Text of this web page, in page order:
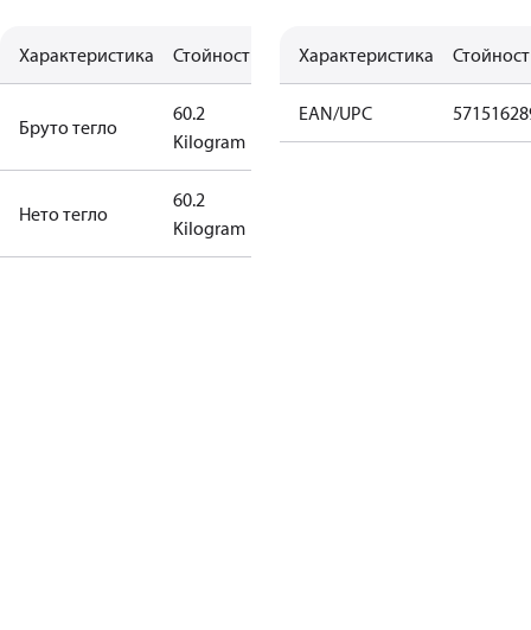
Характеристика Стойност
Бруто тегло
60.2
Kilogram
Нето тегло
60.2
Kilogram
Характеристика Стойност
EAN/UPC